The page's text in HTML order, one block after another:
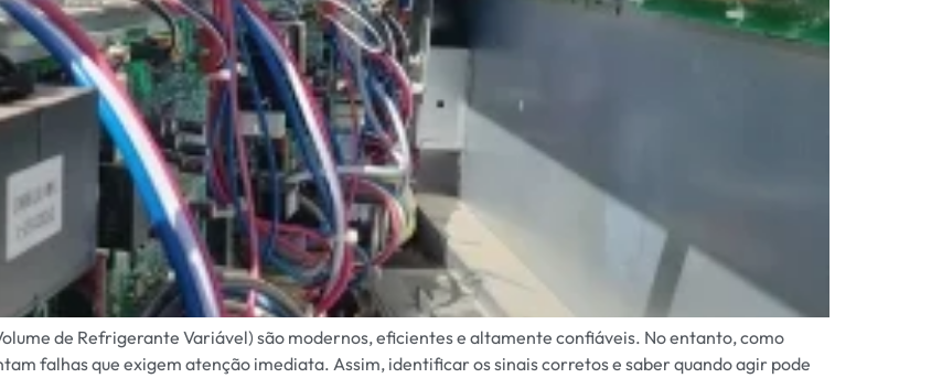
de Refrigerante Variável) são modernos, eficientes e altamente confiáveis. No entanto, como
falhas que exigem atenção imediata. Assim, identificar os sinais corretos e saber quando agir pode